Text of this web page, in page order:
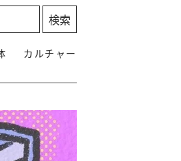
カルチャー